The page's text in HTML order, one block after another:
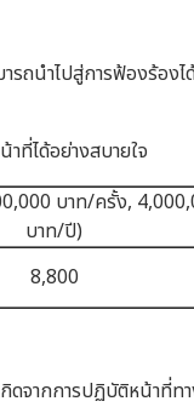
รถนำไปสู่การฟ้องร้อ
ที่ได้อย่างสบายใจ
บาท/ครั้ง,
บาท/ปี)
8,800
ดจากการปฏิบัติหน้าที่